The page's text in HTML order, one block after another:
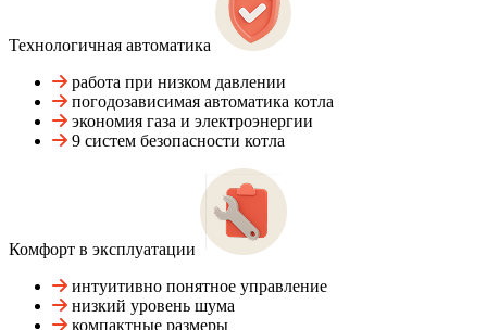
Технологичная автоматика
работа при низком давлении
погодозависимая автоматика котла
экономия газа и электроэнергии
9 систем безопасности котла
Комфорт в эксплуатации
интуитивно понятное управление
низкий уровень шума
компактные размеры